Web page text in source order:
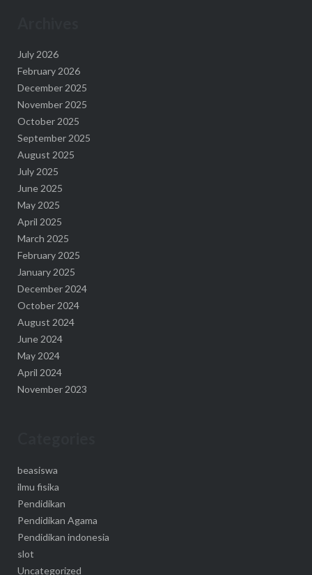
July 2026
February 2026
December 2025
November 2025
October 2025
September 2025
August 2025
July 2025
June 2025
May 2025
April 2025
March 2025
February 2025
January 2025
December 2024
October 2024
August 2024
June 2024
May 2024
April 2024
November 2023
beasiswa
ilmu fisika
Pendidikan
Pendidikan Agama
Pendidikan indonesia
slot
Uncategorized